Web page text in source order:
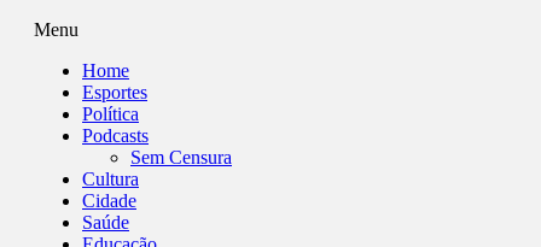
Menu
Home
Esportes
Política
Podcasts
Sem Censura
Cultura
Cidade
Saúde